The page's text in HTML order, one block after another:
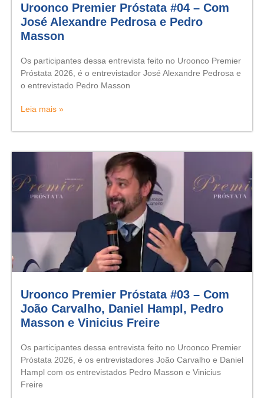
Uroonco Premier Próstata #04 – Com
José Alexandre Pedrosa e Pedro
Masson
Os participantes dessa entrevista feito no Uroonco Premier
Próstata 2026, é o entrevistador José Alexandre Pedrosa e
o entrevistado Pedro Masson
Leia mais »
Uroonco Premier Próstata #03 – Com
João Carvalho, Daniel Hampl, Pedro
Masson e Vinicius Freire
Os participantes dessa entrevista feito no Uroonco Premier
Próstata 2026, é os entrevistadores João Carvalho e Daniel
Hampl com os entrevistados Pedro Masson e Vinicius
Freire